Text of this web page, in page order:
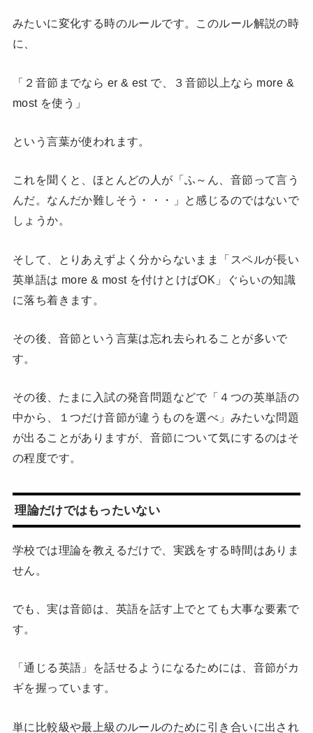
みたいに変化する時のルールです。このルール解説の時
に、
「２音節までなら er & est で、３音節以上なら more &
most を使う」
という言葉が使われます。
これを聞くと、ほとんどの人が「ふ～ん、音節って言う
んだ。なんだか難しそう・・・」と感じるのではないで
しょうか。
そして、とりあえずよく分からないまま「スペルが長い
英単語は more & most を付けとけばOK」ぐらいの知識
に落ち着きます。
その後、音節という言葉は忘れ去られることが多いで
す。
その後、たまに入試の発音問題などで「４つの英単語の
中から、１つだけ音節が違うものを選べ」みたいな問題
が出ることがありますが、音節について気にするのはそ
の程度です。
理論だけではもったいない
学校では理論を教えるだけで、実践をする時間はありま
せん。
でも、実は音節は、英語を話す上でとても大事な要素で
す。
「通じる英語」を話せるようになるためには、音節がカ
ギを握っています。
単に比較級や最上級のルールのために引き合いに出され